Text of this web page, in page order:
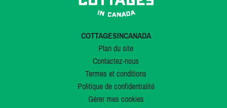
COTTAGESINCANADA
Plan du site
Contactez-nous
Termes et conditions
Politique de confidentialité
Gérer mes cookies